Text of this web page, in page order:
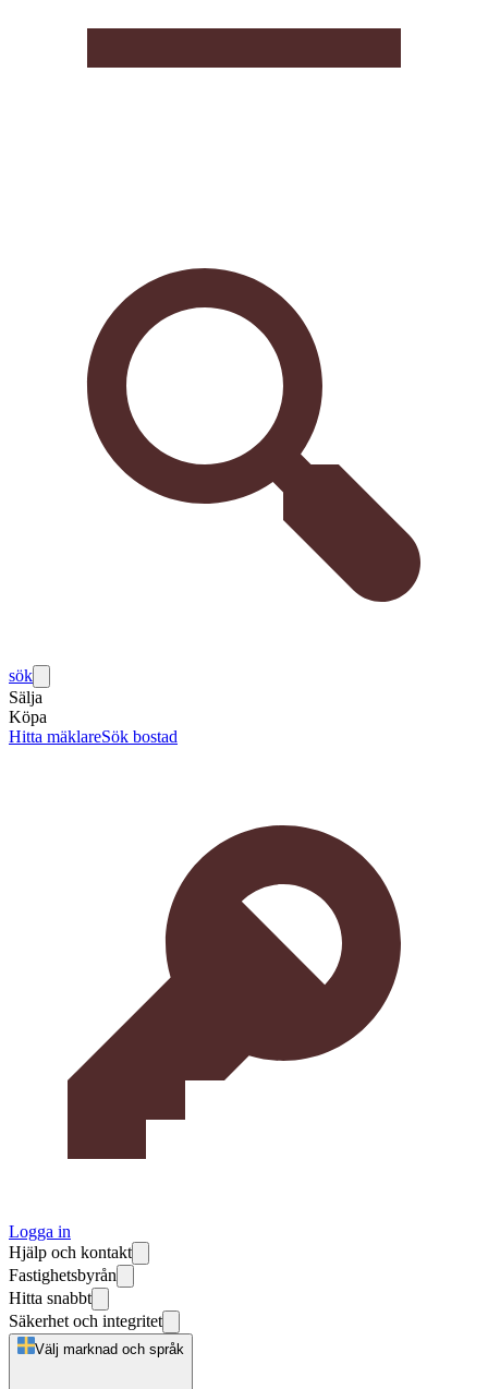
sök
Sälja
Köpa
Hitta mäklareSök bostad
Logga in
Hjälp och kontakt
Fastighetsbyrån
Hitta snabbt
Säkerhet och integritet
Välj marknad och språk